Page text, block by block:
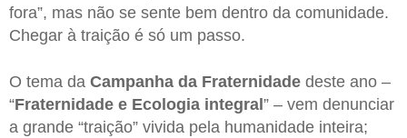
fora”, mas não se sente bem dentro da comunidade.
Chegar à traição é só um passo.
O tema da Campanha da Fraternidade deste ano –
“Fraternidade e Ecologia integral ” – vem denunciar
a grande “traição” vivida pela humanidade inteira;